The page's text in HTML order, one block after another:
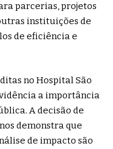
parcerias, projetos
instituições de
de eficiência e
no Hospital São
a importância
A decisão de
demonstra que
de impacto são